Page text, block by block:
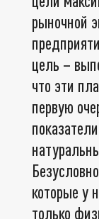
рыночной
цель –
что эти
первую
которые у
только